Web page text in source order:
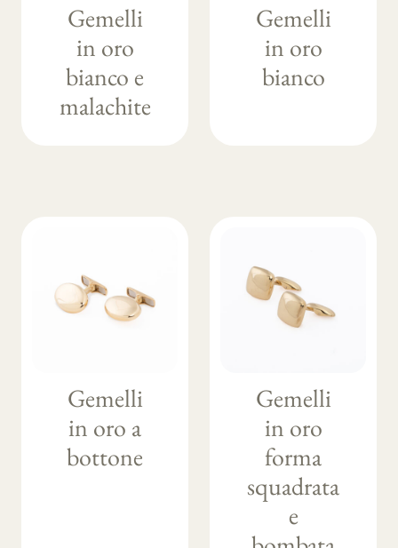
Gemelli
in oro
bianco e
malachite
Gemelli
in oro
bianco
Gemelli
in oro a
bottone
Gemelli
in oro
forma
squadrata
e